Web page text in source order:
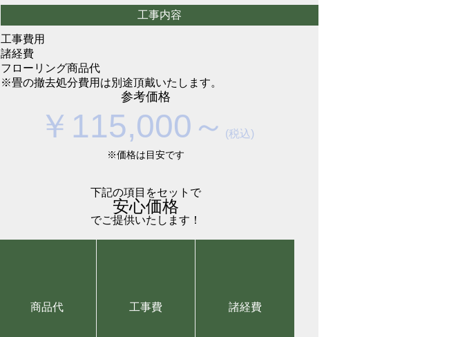
工事内容
工事費用
諸経費
フローリング商品代
※畳の撤去処分費用は別途頂戴いたします。
参考価格
￥115,000～ (税込)
※価格は目安です
下記の項目をセットで
安心価格
でご提供いたします！
商品代 工事費 諸経費